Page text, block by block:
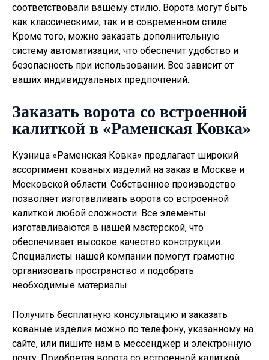
соответствовали вашему стилю. Ворота могут быть
как классическими, так и в современном стиле.
Кроме того, можно заказать дополнительную
систему автоматизации, что обеспечит удобство и
безопасность при использовании. Все зависит от
ваших индивидуальных предпочтений.
Заказать ворота со встроенной
калиткой в «Раменская Ковка»
Кузница «Раменская Ковка» предлагает широкий
ассортимент кованых изделий на заказ в Москве и
Московской области. Собственное производство
позволяет изготавливать ворота со встроенной
калиткой любой сложности. Все элементы
изготавливаются в нашей мастерской, что
обеспечивает высокое качество конструкции.
Специалисты нашей компании помогут грамотно
организовать пространство и подобрать
необходимые материалы.
Получить бесплатную консультацию и заказать
кованые изделия можно по телефону, указанному на
сайте, или пишите нам в мессенджер и электронную